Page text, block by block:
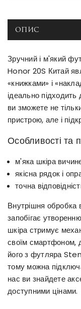
ОПИС
Зручний і м'який
Honor 20S Китай
«книжками» і
ідеально
ви зможете не
пристрою, але і
Особливості та
м'яка шкіра
якісна рядок і
точна
Внутрішня обробка
запобігає
шкіра стримує
своїм смартфоном,
його з футляра
тому можна
нас ви знайдете
доступними цінами.